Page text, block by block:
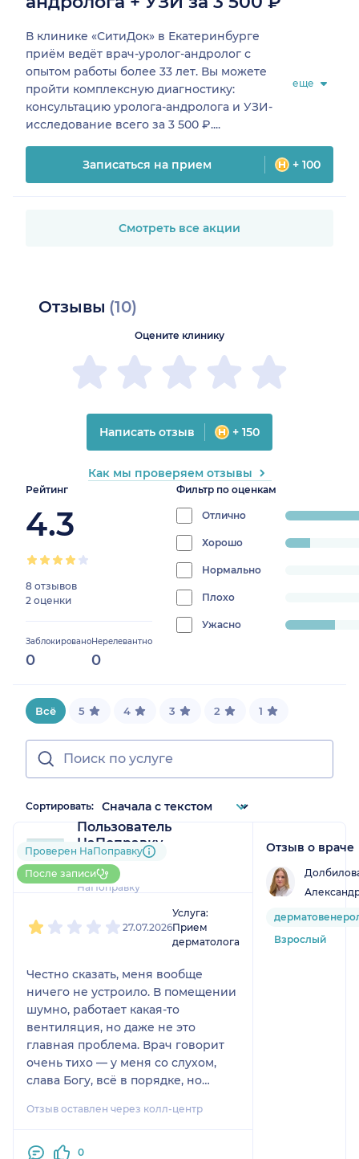
В клинике «СитиДок» в Екатеринбурге
приём ведёт врач-уролог-андролог с
опытом работы более 33 лет. Вы можете
пройти комплексную диагностику:
консультацию уролога-андролога и УЗИ-
исследование всего за 3 500 ₽....
еще
Записаться на прием + 100
Смотреть все акции
Отзывы (10)
Рейтинг
4.3
8 отзывов
2 оценки
Заблокировано
0
Нерелевантно
0
Фильтр по оценкам
Отлично
progress:
70%
Хорошо
10%
Нормально
0%
Плохо
progress:
Ужасно
20%
Оцените клинику
Написать отзыв + 150
Как мы проверяем отзывы
Всё 5 4 3 2 1
Сортировать:
Пользователь
НаПоправку
4 отзываи1 оценка
Больше 15 записей через
НаПоправку
Проверен НаПоправку
После записи
27.07.2026
Услуга:
Прием
дерматолога
Честно сказать, меня вообще
ничего не устроило. В помещении
шумно, работает какая-то
вентиляция, но даже не это
главная проблема. Врач говорит
очень тихо — у меня со слухом,
слава Богу, всё в порядке, но
сложно. Я пришла с двумя-тремя
фамилию какого-то дядечки, к
Отзыв оставлен через колл-центр
0
Отзыв о враче
Взрослый